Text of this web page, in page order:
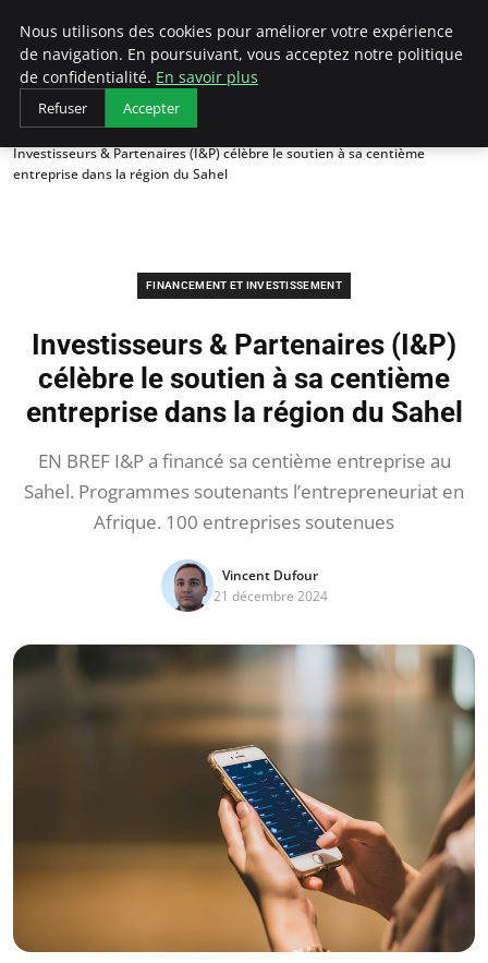
LECFCM
Accueil
Financement et investissement
Investisseurs & Partenaires (I&P) célèbre le soutien à sa centième
entreprise dans la région du Sahel
FINANCEMENT ET INVESTISSEMENT
Investisseurs & Partenaires (I&P)
célèbre le soutien à sa centième
entreprise dans la région du Sahel
EN BREF I&P a financé sa centième entreprise au
Sahel. Programmes soutenants l’entrepreneuriat en
Afrique. 100 entreprises soutenues
Vincent Dufour
21 décembre 2024
Nous utilisons des cookies pour améliorer votre expérience
de navigation. En poursuivant, vous acceptez notre politique
de confidentialité. En savoir plus
Refuser Accepter